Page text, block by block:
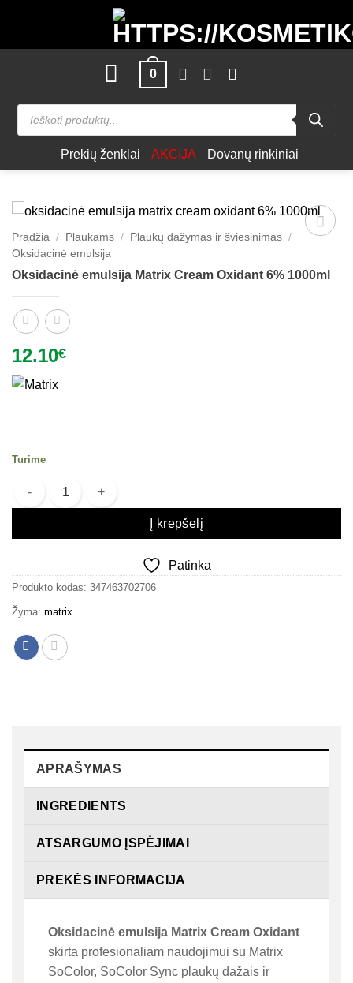
content
0
Products
search
Prekių ženklai AKCIJA Dovanų rinkiniai
Pradžia / Plaukams / Plaukų dažymas ir šviesinimas /
Oksidacinė emulsija
Oksidacinė emulsija Matrix Cream Oxidant 6% 1000ml
12.10€
Turime
produkto kiekis: Oksidacinė emulsija Matrix Cream Oxidant 6%
Į krepšelį
Patinka
Produkto kodas: 347463702706
Žyma: matrix
APRAŠYMAS
INGREDIENTS
ATSARGUMO ĮSPĖJIMAI
PREKĖS INFORMACIJA
Oksidacinė emulsija Matrix Cream Oxidant
skirta profesionaliam naudojimui su Matrix
SoColor, SoColor Sync plaukų dažais ir